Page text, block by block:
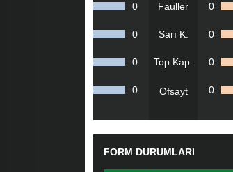
0 Fauller 0
0 Sarı K. 0
0 Top Kap. 0
0 Ofsayt 0
FORM DURUMLARI